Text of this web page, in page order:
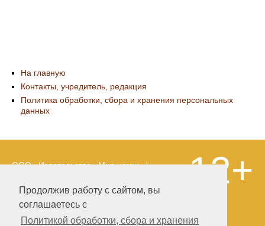
Продолжив работу с сайтом, вы
соглашаетесь с
Политикой обработки, сбора и хранения
На главную
Контакты, учредитель, редакция
Политика обработки, сбора и хранения персональных
данных
ООО «Издательство «Мир науки» \
LLC Материалы, размещенные на сайте,
охраняются Законом о защите авторских
прав. Публикация любых материалов
этого сайта запрещена без
12+